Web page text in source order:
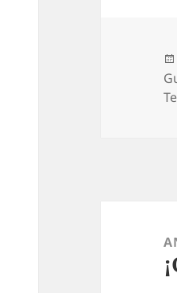
entradas